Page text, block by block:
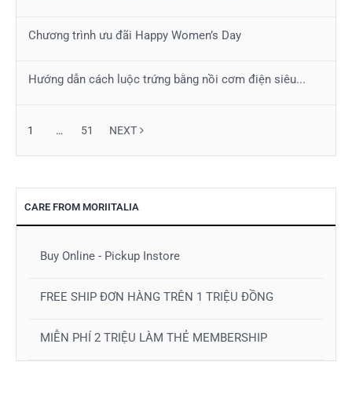
Chương trình ưu đãi Happy Women’s Day
Hướng dẫn cách luộc trứng bằng nồi cơm điện siêu...
1 … 51 NEXT
CARE FROM MORIITALIA
Buy Online - Pickup Instore
FREE SHIP ĐƠN HÀNG TRÊN 1 TRIỆU ĐỒNG
MIỄN PHÍ 2 TRIỆU LÀM THẺ MEMBERSHIP